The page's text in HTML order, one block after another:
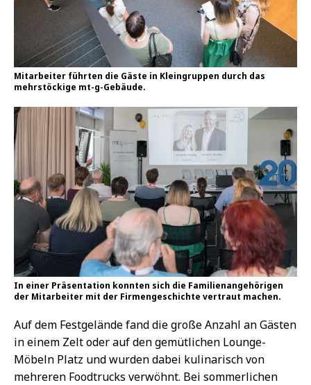
Mitarbeiter führten die Gäste in Kleingruppen durch das
mehrstöckige mt-g-Gebäude.
In einer Präsentation konnten sich die Familienangehörigen
der Mitarbeiter mit der Firmengeschichte vertraut machen.
Auf dem Festgelände fand die große Anzahl an Gästen
in einem Zelt oder auf den gemütlichen Lounge-
Möbeln Platz und wurden dabei kulinarisch von
mehreren Foodtrucks verwöhnt. Bei sommerlichen